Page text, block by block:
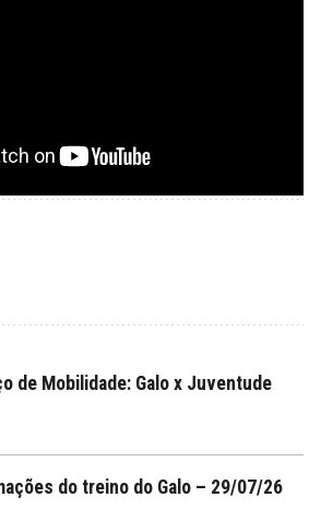
de Mobilidade: Galo x Juventude
do treino do Galo – 29/07/26